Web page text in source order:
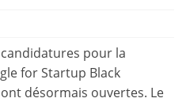
pour la
for Startup Black
désormais ouvertes. Le